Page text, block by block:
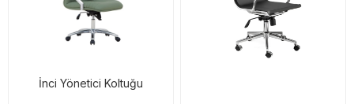
İnci Yönetici Koltuğu